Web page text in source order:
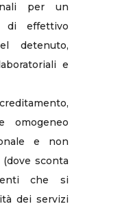
per un
di effettivo
detenuto,
e
e non
sconta
che si
dei servizi